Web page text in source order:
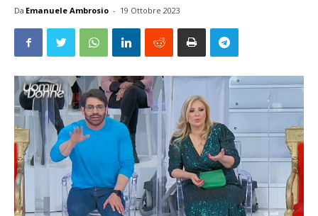
Da Emanuele Ambrosio - 19 Ottobre 2023